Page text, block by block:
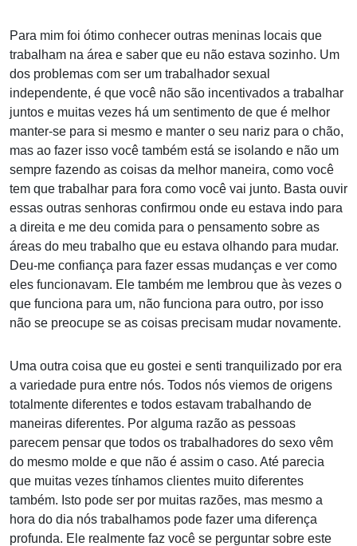
Para mim foi ótimo conhecer outras meninas locais que
trabalham na área e saber que eu não estava sozinho. Um
dos problemas com ser um trabalhador sexual
independente, é que você não são incentivados a trabalhar
juntos e muitas vezes há um sentimento de que é melhor
manter-se para si mesmo e manter o seu nariz para o chão,
mas ao fazer isso você também está se isolando e não um
sempre fazendo as coisas da melhor maneira, como você
tem que trabalhar para fora como você vai junto. Basta ouvir
essas outras senhoras confirmou onde eu estava indo para
a direita e me deu comida para o pensamento sobre as
áreas do meu trabalho que eu estava olhando para mudar.
Deu-me confiança para fazer essas mudanças e ver como
eles funcionavam. Ele também me lembrou que às vezes o
que funciona para um, não funciona para outro, por isso
não se preocupe se as coisas precisam mudar novamente.
Uma outra coisa que eu gostei e senti tranquilizado por era
a variedade pura entre nós. Todos nós viemos de origens
totalmente diferentes e todos estavam trabalhando de
maneiras diferentes. Por alguma razão as pessoas
parecem pensar que todos os trabalhadores do sexo vêm
do mesmo molde e que não é assim o caso. Até parecia
que muitas vezes tínhamos clientes muito diferentes
também. Isto pode ser por muitas razões, mas mesmo a
hora do dia nós trabalhamos pode fazer uma diferença
profunda. Ele realmente faz você se perguntar sobre este